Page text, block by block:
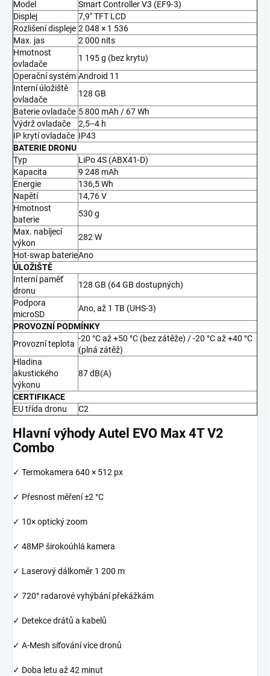
Model
Smart Controller V3 (EF9-3)
Displej
7,9" TFT LCD
Rozlišení displeje 2 048 × 1 536
Max. jas
2 000 nits
Hmotnost
ovladače
1 195 g (bez krytu)
Operační systém Android 11
Interní úložiště
ovladače
128 GB
Baterie ovladače 5 800 mAh / 67 Wh
Výdrž ovladače
2,5--4 h
IP krytí ovladače IP43
BATERIE DRONU
Typ
LiPo 4S (ABX41-D)
Kapacita
9 248 mAh
Energie
136,5 Wh
Napětí
14,76 V
Hmotnost
baterie
530 g
Max. nabíjecí
výkon
282 W
Hot-swap baterieAno
ÚLOŽIŠTĚ
Interní paměť
dronu
128 GB (64 GB dostupných)
Podpora
microSD
Ano, až 1 TB (UHS-3)
PROVOZNÍ PODMÍNKY
Provozní teplota
-20 °C až +50 °C (bez zátěže) / -20 °C až +40 °C
(plná zátěž)
Hladina
akustického
výkonu
87 dB(A)
CERTIFIKACE
EU třída dronu
C2
Hlavní výhody Autel EVO Max 4T V2
Combo
✓ Termokamera 640 × 512 px
✓ Přesnost měření ±2 °C
✓ 10× optický zoom
✓ 48MP širokoúhlá kamera
✓ Laserový dálkoměr 1 200 m
✓ 720° radarové vyhýbání překážkám
✓ Detekce drátů a kabelů
✓ A-Mesh síťování více dronů
✓ Doba letu až 42 minut